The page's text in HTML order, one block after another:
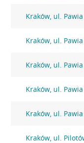
Kraków, ul.
Kraków, ul.
Kraków, ul.
Kraków, ul.
Kraków, ul.
Kraków, ul.